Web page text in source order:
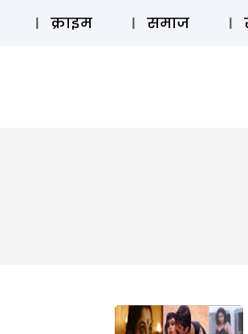
ऑडियो स्टोरी लॉग इन
क्राइम समाज